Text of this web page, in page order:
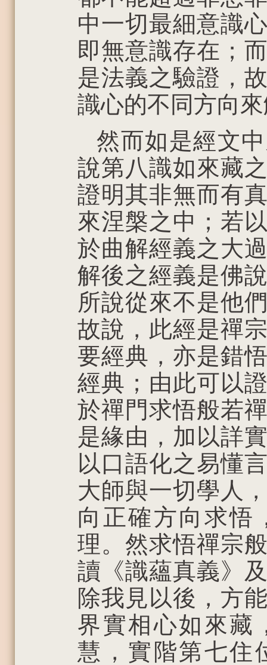
中一切最細意識
即無意識存在；
是法義之驗證，
識心的不同方向
然而如是經文
說第八識如來藏
證明其非無而有
來涅槃之中；若
於曲解經義之大
解後之經義是佛
所說從來不是他
故說，此經是禪
要經典，亦是錯
經典；由此可以
於禪門求悟般若
是緣由，加以詳
以口語化之易懂
大師與一切學人
向正確方向求悟
理。然求悟禪宗
讀《識蘊真義》
除我見以後，方
界實相心如來藏
慧，實階第七住